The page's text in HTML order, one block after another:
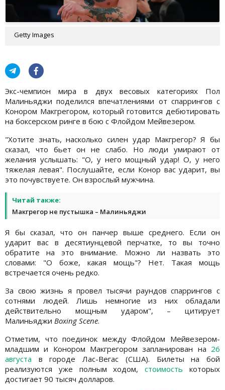
Getty Images
Экс-чемпион мира в двух весовых категориях Пол
Малиньяджи поделился впечатлениями от спаррингов с
Конором Макгрегором, который готовится дебютировать
на боксерском ринге в бою с Флойдом Мейвезером.
"Хотите знать, насколько силен удар Макгрегор? Я бы
сказал, что бьет он не слабо. Но люди умирают от
желания услышать: "О, у него мощный удар! О, у него
тяжелая левая". Послушайте, если Конор вас ударит, вы
это почувствуете. Он взрослый мужчина.
Читай также:
Макгрегор не пустышка – Малиньяджи
Я бы сказал, что он панчер выше среднего. Если он
ударит вас в десятиунцевой перчатке, то вы точно
обратите на это внимание. Можно ли назвать это
словами: "О боже, какая мощь"? Нет. Такая мощь
встречается очень редко.
За свою жизнь я провел тысячи раундов спаррингов с
сотнями людей. Лишь немногие из них обладали
действительно мощным ударом", – цитирует
Малиньяджи Boxing Scene.
Отметим, что поединок между Флойдом Мейвезером-
младшим и Конором Макгрегором запланирован на 26
августа в городе Лас-Вегас (США). Билеты на бой
реализуются уже полным ходом,стоимость которых
достигает 90 тысяч долларов.